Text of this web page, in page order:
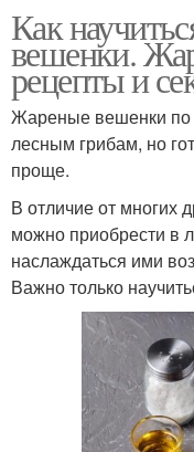
Как
вешенки.
рецепты и
Жареные вешенки по
лесным грибам, но
проще.
В отличие от многих
можно приобрести в
наслаждаться ими
Важно только